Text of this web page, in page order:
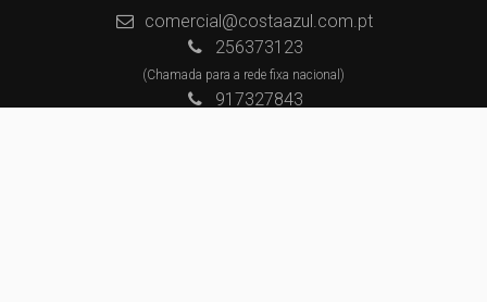
comercial@costaazul.com.pt
256373123
(Chamada para a rede fixa nacional)
917327843